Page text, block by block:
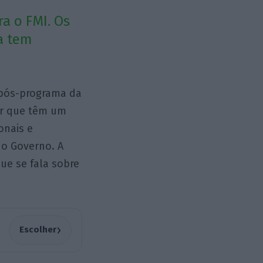
o FMI. Os
tem
programa da
que têm um
e
Governo. A
se fala sobre
Escolher›